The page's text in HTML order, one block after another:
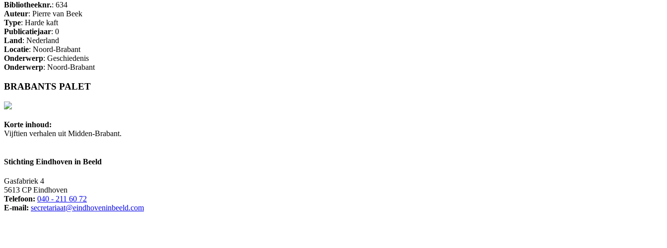
Bibliotheeknr.: 634
Auteur: Pierre van Beek
Type: Harde kaft
Publicatiejaar: 0
Land: Nederland
Locatie: Noord-Brabant
Onderwerp: Geschiedenis
Onderwerp: Noord-Brabant
BRABANTS PALET
Korte inhoud:
Vijftien verhalen uit Midden-Brabant.
Stichting Eindhoven in Beeld
Gasfabriek 4
5613 CP Eindhoven
Telefoon: 040 - 211 60 72
E-mail: secretariaat@eindhoveninbeeld.com